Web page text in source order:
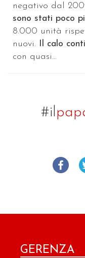
negativo dal
sono stati poco
8.000 unità
nuovi.
Il calo
con quasi...
#il
GERENZA